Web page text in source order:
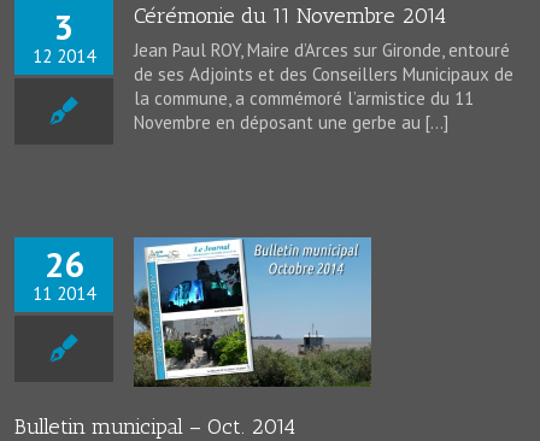
3
12 2014
Cérémonie du 11 Novembre 2014
Jean Paul ROY, Maire d’Arces sur Gironde, entouré
de ses Adjoints et des Conseillers Municipaux de
la commune, a commémoré l’armistice du 11
Novembre en déposant une gerbe au […]
26
11 2014
Bulletin municipal – Oct. 2014